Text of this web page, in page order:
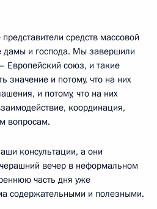
средств массовой
и господа. Мы завершили
Европейский союз, и такие
значение и потому, что на них
и потому, что на них
координация,
вопросам.
консультации, а они
вечер в неформальном
часть дня уже
содержательными и полезными.